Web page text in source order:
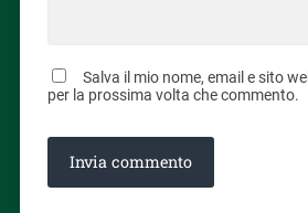
Salva il mio nome, email e sito
per la prossima volta che commento.